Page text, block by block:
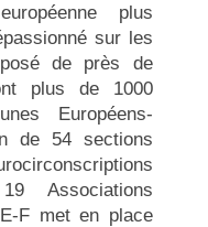
plus
sur les
de près de
plus de 1000
Européens-
de 54 sections
Associations
F met en place